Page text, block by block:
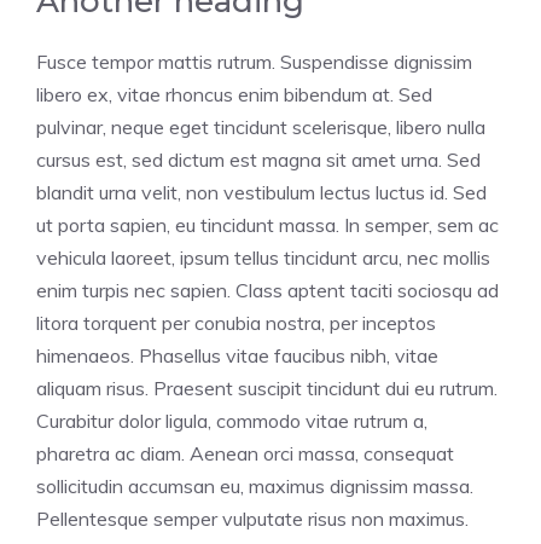
Fusce tempor mattis rutrum. Suspendisse dignissim
libero ex, vitae rhoncus enim bibendum at. Sed
pulvinar, neque eget tincidunt scelerisque, libero nulla
cursus est, sed dictum est magna sit amet urna. Sed
blandit urna velit, non vestibulum lectus luctus id. Sed
ut porta sapien, eu tincidunt massa. In semper, sem ac
vehicula laoreet, ipsum tellus tincidunt arcu, nec mollis
enim turpis nec sapien. Class aptent taciti sociosqu ad
litora torquent per conubia nostra, per inceptos
himenaeos. Phasellus vitae faucibus nibh, vitae
aliquam risus. Praesent suscipit tincidunt dui eu rutrum.
Curabitur dolor ligula, commodo vitae rutrum a,
pharetra ac diam. Aenean orci massa, consequat
sollicitudin accumsan eu, maximus dignissim massa.
Pellentesque semper vulputate risus non maximus.